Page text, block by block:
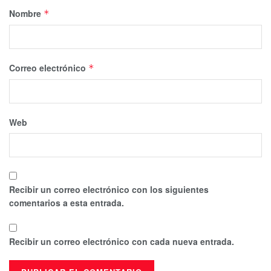
Nombre *
Correo electrónico *
Web
Recibir un correo electrónico con los siguientes
comentarios a esta entrada.
Recibir un correo electrónico con cada nueva entrada.